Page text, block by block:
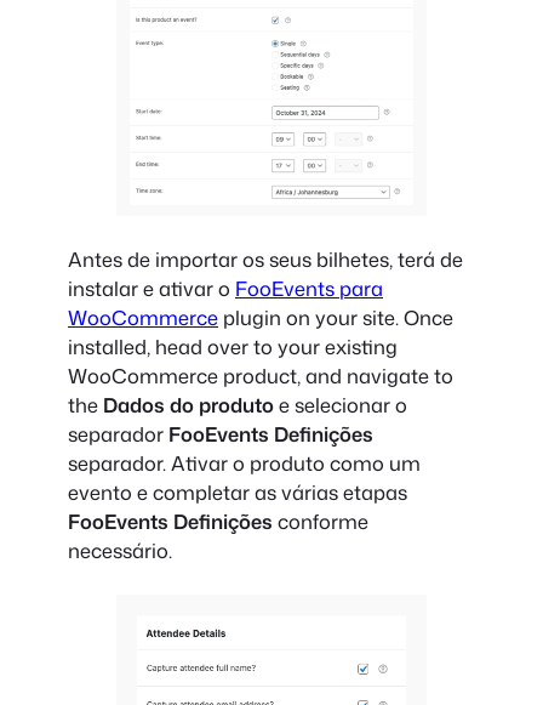
Antes de importar os seus bilhetes, terá de
instalar e ativar o FooEvents para
WooCommerce plugin on your site. Once
installed, head over to your existing
WooCommerce product, and navigate to
the Dados do produtoe selecionar o
separador FooEvents Definições
separador. Ativar o produto como um
evento e completar as várias etapas
FooEvents Definições conforme
necessário.